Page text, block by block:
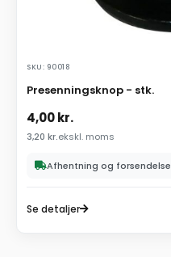
SKU: 90018
Presenningsknop - stk.
4,00kr.
3,20 kr.ekskl. moms
Afhentning og forsendelse
Se detaljer